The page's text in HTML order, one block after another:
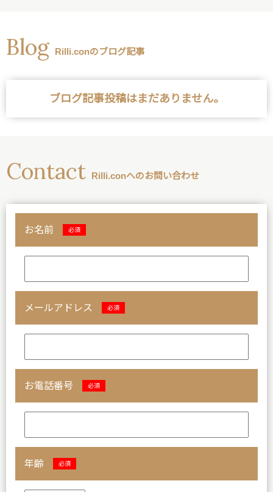
Blog Rilli.conのブログ記事
ブログ記事投稿はまだありません。
Contact Rilli.conへのお問い合わせ
お名前 必須
メールアドレス 必須
お電話番号 必須
年齢 必須